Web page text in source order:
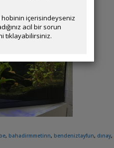
, bahadirmmetinn, bendeniztayfun, dınay,
içerisindeyseniz
acil bir sorun
tıklayabilirsiniz.